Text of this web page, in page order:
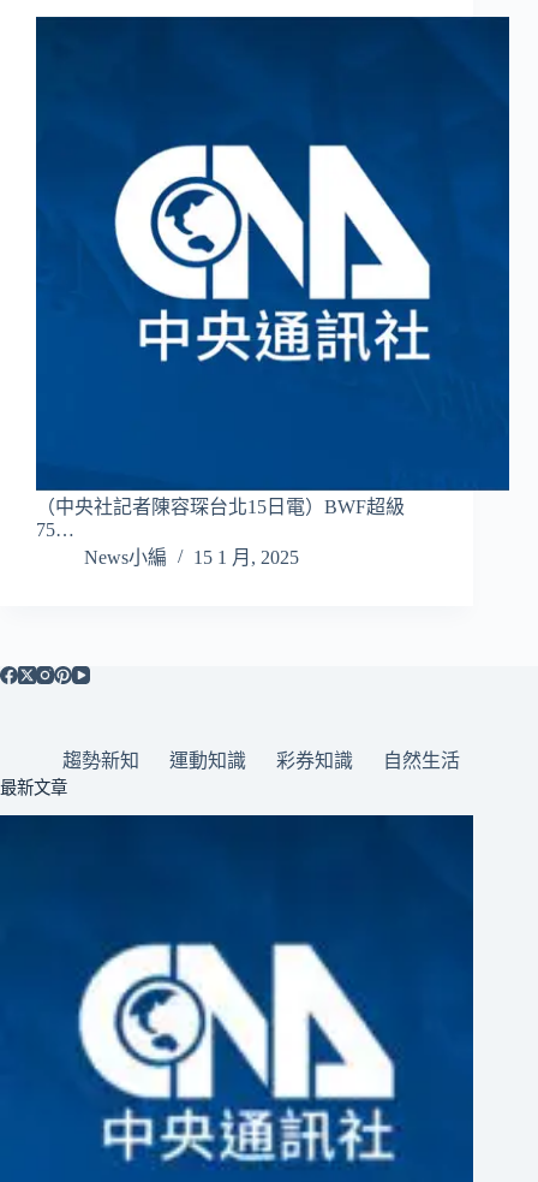
（中央社記者陳容琛台北15日電）BWF超級
75…
News小編
15 1 月, 2025
趨勢新知 運動知識 彩券知識 自然生活
最新文章